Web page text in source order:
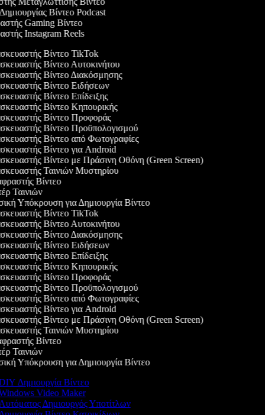
Βίντεο Podcast
Gaming Βίντεο
Instagram Reels
Βίντεο TikTok
Βίντεο Αυτοκινήτου
Βίντεο Διακόσμησης
Βίντεο Ειδήσεων
Βίντεο Επίδειξης
Βίντεο Κηπουρικής
Βίντεο Προφοράς
Βίντεο Προϋπολογισμού
Βίντεο από Φωτογραφίες
Βίντεο για Android
Βίντεο με Πράσινη Οθόνη (Green Screen)
Ταινιών Μυστηρίου
Βίντεο
Ταινιών
Υπόκρουση για Δημιουργία Βίντεο
Βίντεο TikTok
Βίντεο Αυτοκινήτου
Βίντεο Διακόσμησης
Βίντεο Ειδήσεων
Βίντεο Επίδειξης
Βίντεο Κηπουρικής
Βίντεο Προφοράς
Βίντεο Προϋπολογισμού
Βίντεο από Φωτογραφίες
Βίντεο για Android
Βίντεο με Πράσινη Οθόνη (Green Screen)
Ταινιών Μυστηρίου
Βίντεο
Ταινιών
Υπόκρουση για Δημιουργία Βίντεο
Δημιουργία Βίντεο
Video Maker
Δημιουργός Υποτίτλων